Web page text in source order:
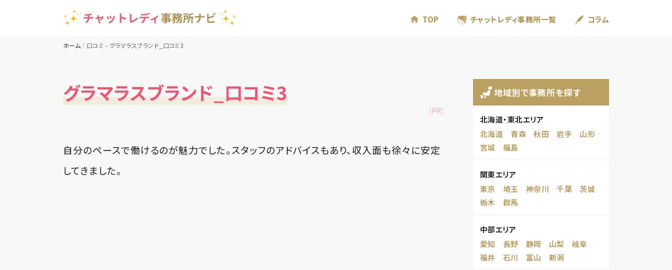
TOP チャットレディ事務所一覧 コラム
ホーム 口コミ - グラマラスブランド_口コミ3
グラマラスブランド_口コミ3
[PR]
自分のペースで働けるのが魅力でした。スタッフのアドバイスもあり、収入面も徐々に安定
してきました。
地域別で事務所を探す
北海道・東北エリア
北海道
青森 秋田 岩手
山形
宮城
福島
関東エリア
東京
埼玉 神奈川 千葉
茨城
栃木
群馬
中部エリア
愛知
長野 静岡 山梨
岐阜
福井
石川 富山 新潟